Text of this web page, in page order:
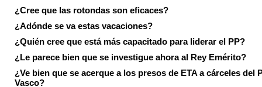
¿Cree que las rotondas son eficaces?
¿Adónde se va estas vacaciones?
¿Quién cree que está más capacitado para liderar el PP?
¿Le parece bien que se investigue ahora al Rey Emérito?
¿Ve bien que se acerque a los presos de ETA a cárceles del
Vasco?